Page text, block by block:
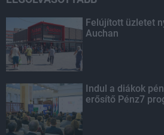
Felújított üzletet
Auchan
Indul a diákok
erősítő Pénz7